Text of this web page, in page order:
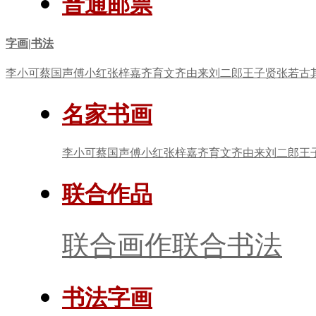
字画|书法
李小可蔡国声傅小红张梓嘉齐育文齐由来刘二郎王子贤张若古
名家书画
李小可蔡国声傅小红张梓嘉齐育文齐由来刘二郎王
联合作品
联合画作联合书法
书法字画